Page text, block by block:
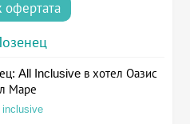
офертата
All Inclusive в хотел Оазис
Маре